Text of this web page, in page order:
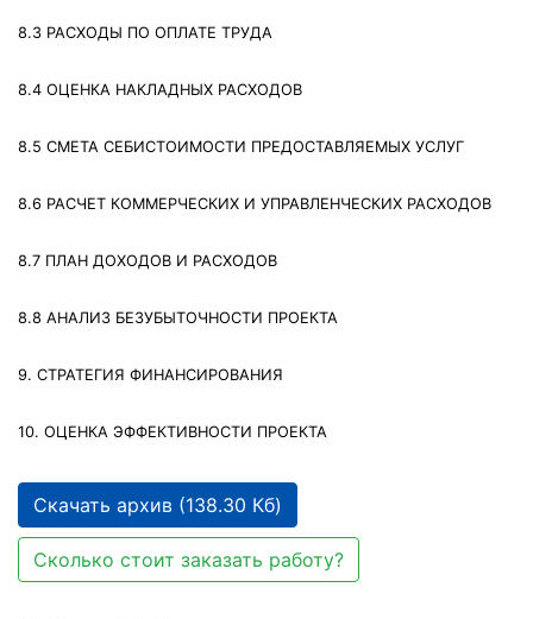
8.3 РАСХОДЫ ПО ОПЛАТЕ ТРУДА
8.4 ОЦЕНКА НАКЛАДНЫХ РАСХОДОВ
8.5 СМЕТА СЕБИСТОИМОСТИ ПРЕДОСТАВЛЯЕМЫХ УСЛУГ
8.6 РАСЧЕТ КОММЕРЧЕСКИХ И УПРАВЛЕНЧЕСКИХ РАСХОДОВ
8.7 ПЛАН ДОХОДОВ И РАСХОДОВ
8.8 АНАЛИЗ БЕЗУБЫТОЧНОСТИ ПРОЕКТА
9. СТРАТЕГИЯ ФИНАНСИРОВАНИЯ
10. ОЦЕНКА ЭФФЕКТИВНОСТИ ПРОЕКТА
Скачать архив (138.30 Кб)
Сколько стоит заказать работу?